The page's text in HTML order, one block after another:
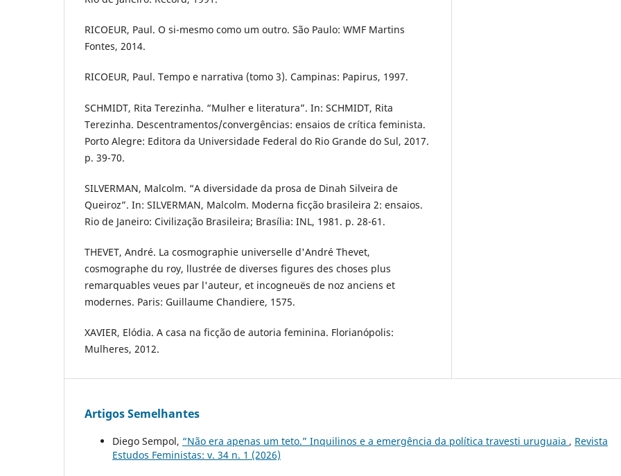
RICOEUR, Paul. O si-mesmo como um outro. São Paulo: WMF Martins
Fontes, 2014.
RICOEUR, Paul. Tempo e narrativa (tomo 3). Campinas: Papirus, 1997.
SCHMIDT, Rita Terezinha. “Mulher e literatura”. In: SCHMIDT, Rita
Terezinha. Descentramentos/convergências: ensaios de crítica feminista.
Porto Alegre: Editora da Universidade Federal do Rio Grande do Sul, 2017.
p. 39-70.
SILVERMAN, Malcolm. “A diversidade da prosa de Dinah Silveira de
Queiroz”. In: SILVERMAN, Malcolm. Moderna ficção brasileira 2: ensaios.
Rio de Janeiro: Civilização Brasileira; Brasília: INL, 1981. p. 28-61.
THEVET, André. La cosmographie universelle d'André Thevet,
cosmographe du roy, llustrée de diverses figures des choses plus
remarquables veues par l'auteur, et incogneuës de noz anciens et
modernes. Paris: Guillaume Chandiere, 1575.
XAVIER, Elódia. A casa na ficção de autoria feminina. Florianópolis:
Mulheres, 2012.
Artigos Semelhantes
Diego Sempol, “Não era apenas um teto.” Inquilinos e a emergência da política travesti uruguaia , Revista
Estudos Feministas: v. 34 n. 1 (2026)